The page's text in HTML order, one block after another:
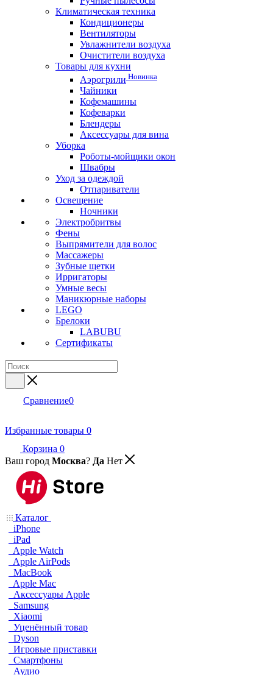
Климатическая техника
Кондиционеры
Вентиляторы
Увлажнители воздуха
Очистители воздуха
Товары для кухни
Аэрогрили Новинка
Чайники
Кофемашины
Кофеварки
Блендеры
Аксессуары для вина
Уборка
Роботы-мойщики окон
Швабры
Уход за одеждой
Отпариватели
Освещение
Ночники
Электробритвы
Фены
Выпрямители для волос
Массажеры
Зубные щетки
Ирригаторы
Умные весы
Маникюрные наборы
LEGO
Брелоки
LABUBU
Сертификаты
Сравнение0
Избранные товары 0
Корзина 0
Ваш город Москва? Да Нет
Каталог
iPhone
iPad
Apple Watch
Apple AirPods
MacBook
Apple Mac
Аксессуары Apple
Samsung
Xiaomi
Уценённый товар
Dyson
Игровые приставки
Смартфоны
Аудио